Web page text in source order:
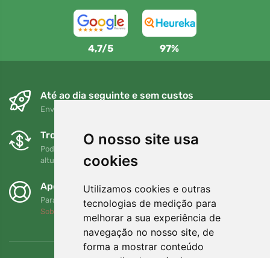
O nosso site usa
cookies
Utilizamos cookies e outras
tecnologias de medição para
melhorar a sua experiência de
navegação no nosso site, de
forma a mostrar conteúdo
4,7/5 97%
Até ao dia seguinte e sem custos
Envio gratuito para encomendas superiores a 80 EUR
Trocas e devoluções gratuitas
Pode devolver ou trocar a sua encomenda em qualquer
altura no prazo de 90 dias
Apoiamos a Trees.org
Para cada encomenda plantamos uma árvore! Leia mais
Sobre nós